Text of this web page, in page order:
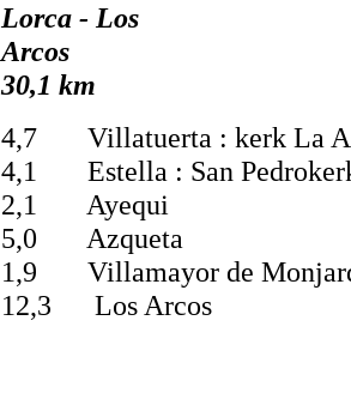
Lorca - Los
30,1 km
4,7 Villatuerta : kerk La
4,1 Estella : San
2,1 Ayequi
5,0 Azqueta
1,9 Villamayor de
12,3 Los Arcos